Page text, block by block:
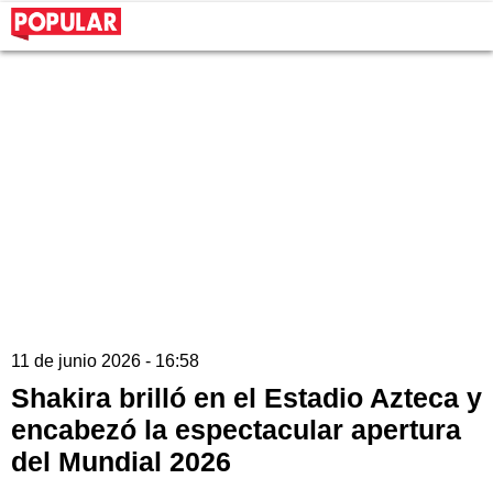
11 de junio 2026 - 16:58
Shakira brilló en el Estadio Azteca y
encabezó la espectacular apertura
del Mundial 2026